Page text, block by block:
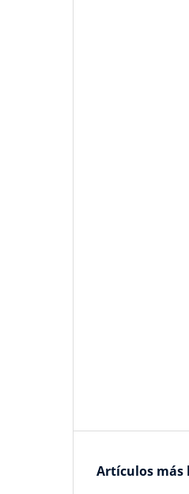
Artículos más